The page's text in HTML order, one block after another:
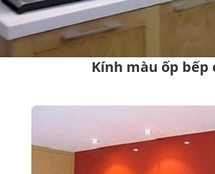
Kính màu ốp bếp